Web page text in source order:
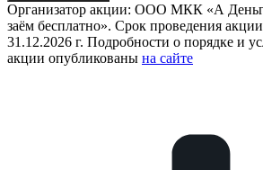
Организатор акции: ООО МКК «А
заём бесплатно». Срок проведения
31.12.2026 г. Подробности о порядке и
акции опубликованы на сайте